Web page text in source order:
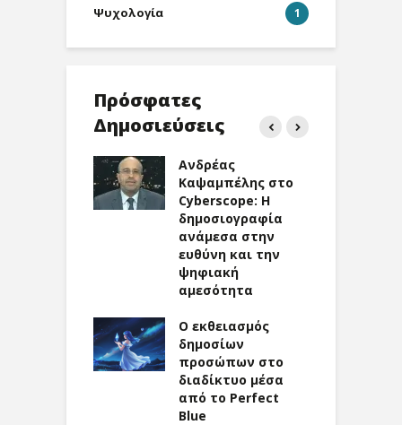
Ψυχολογία 1
Πρόσφατες
Δημοσιεύσεις
Ανδρέας
Καψαμπέλης στο
Cyberscope: Η
δημοσιογραφία
ανάμεσα στην
ευθύνη και την
ψηφιακή
αμεσότητα
Ο εκθειασμός
δημοσίων
προσώπων στο
διαδίκτυο μέσα
από το Perfect
Blue